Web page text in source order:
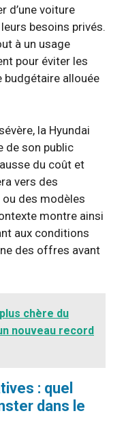
d’une voiture
besoins privés.
à un usage
pour éviter les
budgétaire allouée
la Hyundai
de son public
du coût et
vers des
des modèles
montre ainsi
aux conditions
des offres avant
chère du
nouveau record
: quel
dans le